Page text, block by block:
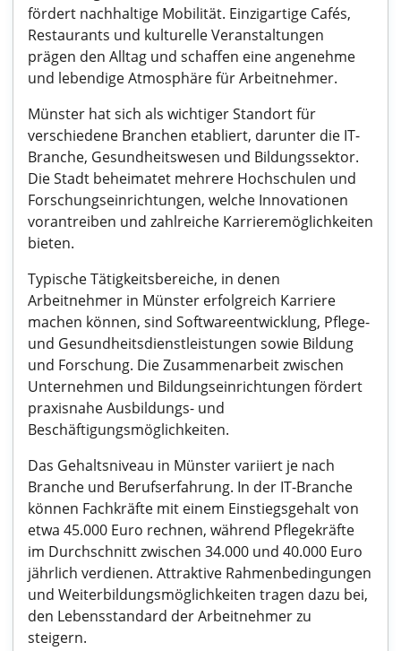
fördert nachhaltige Mobilität. Einzigartige Cafés,
Restaurants und kulturelle Veranstaltungen
prägen den Alltag und schaffen eine angenehme
und lebendige Atmosphäre für Arbeitnehmer.
Münster hat sich als wichtiger Standort für
verschiedene Branchen etabliert, darunter die IT-
Branche, Gesundheitswesen und Bildungssektor.
Die Stadt beheimatet mehrere Hochschulen und
Forschungseinrichtungen, welche Innovationen
vorantreiben und zahlreiche Karrieremöglichkeiten
bieten.
Typische Tätigkeitsbereiche, in denen
Arbeitnehmer in Münster erfolgreich Karriere
machen können, sind Softwareentwicklung, Pflege-
und Gesundheitsdienstleistungen sowie Bildung
und Forschung. Die Zusammenarbeit zwischen
Unternehmen und Bildungseinrichtungen fördert
praxisnahe Ausbildungs- und
Beschäftigungsmöglichkeiten.
Das Gehaltsniveau in Münster variiert je nach
Branche und Berufserfahrung. In der IT-Branche
können Fachkräfte mit einem Einstiegsgehalt von
etwa 45.000 Euro rechnen, während Pflegekräfte
im Durchschnitt zwischen 34.000 und 40.000 Euro
jährlich verdienen. Attraktive Rahmenbedingungen
und Weiterbildungsmöglichkeiten tragen dazu bei,
den Lebensstandard der Arbeitnehmer zu
steigern.